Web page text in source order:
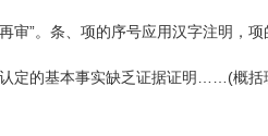
”。条、项的序号应用汉字注明，项
定的基本事实缺乏证据证明……(概